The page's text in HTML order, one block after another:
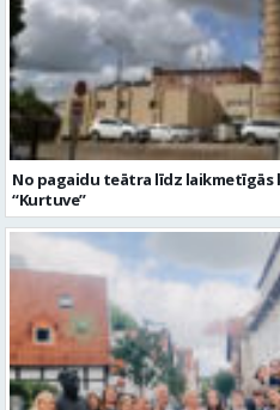
No pagaidu teātra līdz
“Kurtuve”